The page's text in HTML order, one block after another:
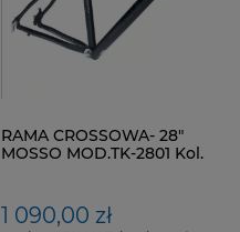
RAMA CROSSOWA- 28"
MOSSO MOD.TK-2801 Kol.
1 090,00 zł